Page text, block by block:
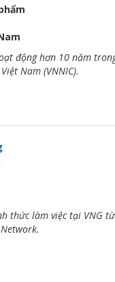
động hơn 10 năm
Nam (VNNIC).
thức làm việc tại